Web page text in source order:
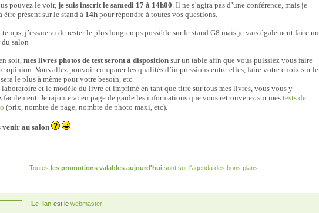
pouvez le voir, je suis inscrit le samedi 17 à 14h00. Il ne s’agira pas d’une conférence, mais je
être présent sur le stand à 14h pour répondre à toutes vos questions.
temps, j’essaierai de rester le plus longtemps possible sur le stand G8 mais je vais également faire un
salon
soit,mes livres photos de test seront à disposition sur un table afin que vous puissiez vous faire
opinion. Vous allez pouvoir comparer les qualités d’impressions entre-elles, faire votre choix sur le
le plus à même pour votre besoin, etc.
et le modèle du livre et imprimé en tant que titre sur tous mes livres, vous vous y
facilement. Je rajouterai en page de garde les informations que vous retrouverez sur mes tests de
(prix, nombre de page, nombre de photo maxi, etc).
venir au salon
Toutes les promotions valables aujourd'hui sont sur l'agenda des bons plans
Le_ian est le webmaster